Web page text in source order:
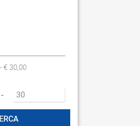
€ 30,00
- Prezzo massimo